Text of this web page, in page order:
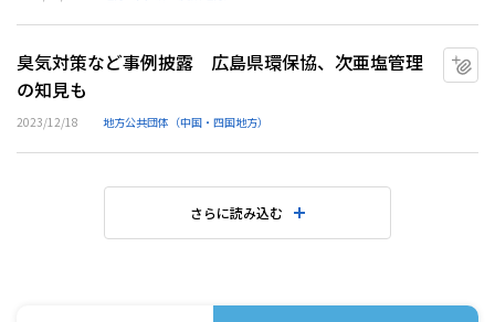
臭気対策など事例披露 広島県環保協、次亜塩管理
の知見も
2023/12/18 地方公共団体（中国・四国地方）
さらに読み込む